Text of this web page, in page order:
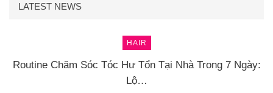
LATEST NEWS
HAIR
Routine Chăm Sóc Tóc Hư Tổn Tại Nhà Trong 7 Ngày:
Lộ…